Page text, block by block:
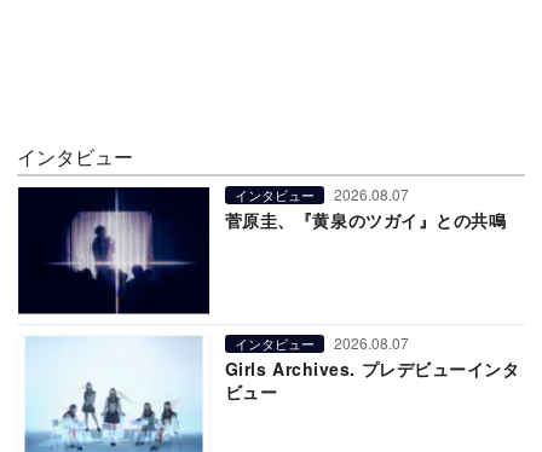
インタビュー
インタビュー 2026.08.07
菅原圭、『黄泉のツガイ』との共鳴
インタビュー 2026.08.07
Girls Archives. プレデビューインタ
ビュー